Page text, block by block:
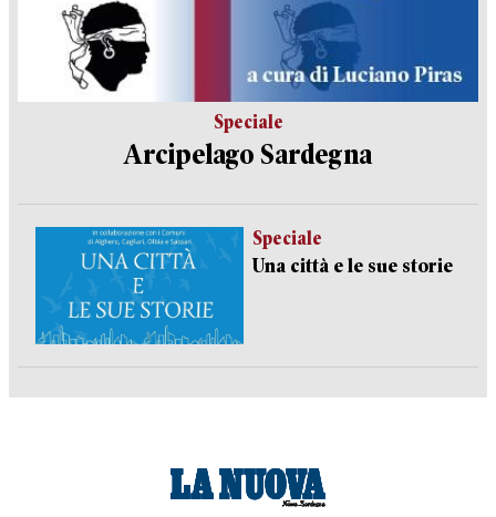
Speciale
Arcipelago Sardegna
Speciale
Una città e le sue storie